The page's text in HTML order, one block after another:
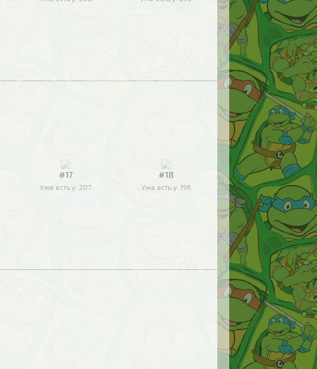
#17
Уже есть у: 207
#18
Уже есть у: 196